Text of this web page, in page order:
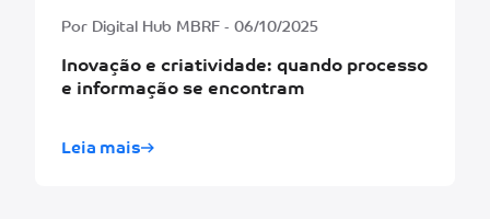
Por Digital Hub MBRF - 06/10/2025
Inovação e criatividade: quando processo
e informação se encontram
Leia mais